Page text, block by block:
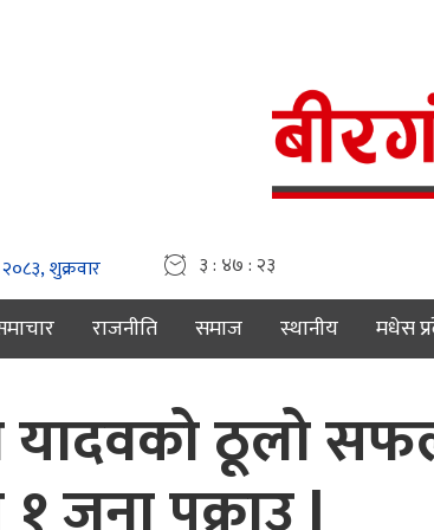
३ : ४७ : २४
राजनीति समाज स्थानीय मधेस
यादवको ठूलो